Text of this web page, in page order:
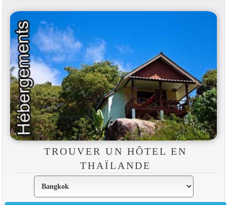
TROUVER UN HÔTEL EN
THAÏLANDE